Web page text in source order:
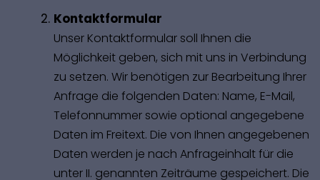
Kontaktformular
Unser Kontaktformular soll Ihnen die
Möglichkeit geben, sich mit uns in Verbindung
zu setzen. Wir benötigen zur Bearbeitung Ihrer
Anfrage die folgenden Daten: Name, E-Mail,
Telefonnummer sowie optional angegebene
Daten im Freitext. Die von Ihnen angegebenen
Daten werden je nach Anfrageinhalt für die
unter II. genannten Zeiträume gespeichert. Die